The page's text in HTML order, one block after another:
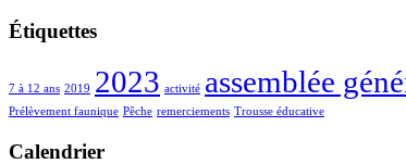
Étiquettes
7 à 12 ans 2019 2023 activité assemblée
Prélèvement faunique Pêche remerciements Trousse éducative
Calendrier